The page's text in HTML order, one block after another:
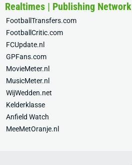
Realtimes | Publishing Network
FootballTransfers.com
FootballCritic.com
FCUpdate.nl
GPFans.com
MovieMeter.nl
MusicMeter.nl
WijWedden.net
Kelderklasse
Anfield Watch
MeeMetOranje.nl